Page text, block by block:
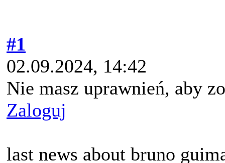
#1
02.09.2024, 14:42
Nie masz uprawnień, aby
Zaloguj
last news about bruno